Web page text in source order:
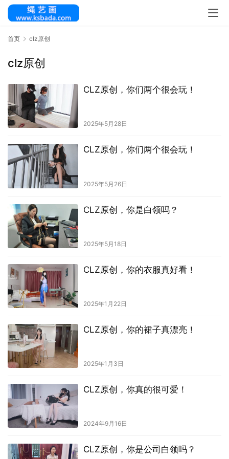
首页 clz原创
clz原创
CLZ原创，你们两个很会玩！
2025年5月28日
CLZ原创，你们两个很会玩！
2025年5月26日
CLZ原创，你是白领吗？
2025年5月18日
CLZ原创，你的衣服真好看！
2025年1月22日
CLZ原创，你的裙子真漂亮！
2025年1月3日
CLZ原创，你真的很可爱！
2024年9月16日
CLZ原创，你是公司白领吗？